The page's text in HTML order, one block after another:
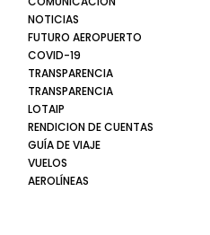
NOTICIAS
FUTURO AEROPUERTO
COVID-19
TRANSPARENCIA
TRANSPARENCIA
LOTAIP
RENDICION DE CUENTAS
GUÍA DE VIAJE
VUELOS
AEROLÍNEAS